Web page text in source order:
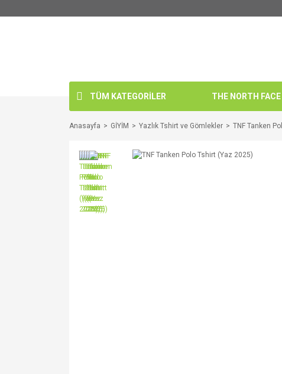
TÜM KATEGORİLER THE NORTH
Anasayfa GİYİM Yazlık Tshirt ve Gömlekler TNF Tanken